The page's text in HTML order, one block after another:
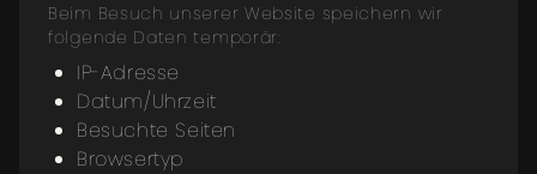
Beim Besuch unserer Website speichern wir
folgende Daten temporär:
IP-Adresse
Datum/Uhrzeit
Besuchte Seiten
Browsertyp